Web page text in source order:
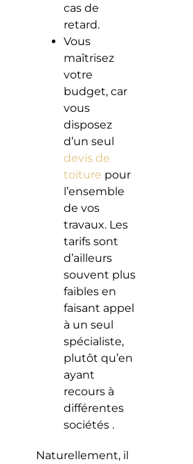
cas de
retard.
Vous
maîtrisez
votre
budget, car
vous
disposez
d’un seul
devis de
toiture pour
l’ensemble
de vos
travaux. Les
tarifs sont
d’ailleurs
souvent plus
faibles en
faisant appel
à un seul
spécialiste,
plutôt qu’en
ayant
recours à
différentes
sociétés .
Naturellement, il